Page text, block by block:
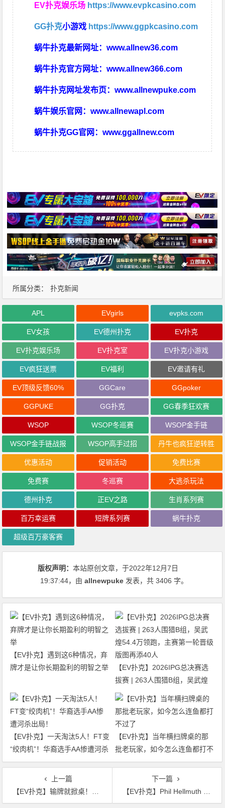
EV扑克娱乐场 https://www.evpkcasino.com
GG扑克小游戏 https://www.ggpkcasino.com
蜗牛扑克最新网址：www.allnew36.com
蜗牛扑克官方网址：www.allnew366.com
蜗牛扑克网址发布页：www.allnewpuke.com
蜗牛娱乐官网：www.allnewapl.com
蜗牛扑克GG官网：www.ggallnew.com
所属分类： 扑克新闻
APL EVgirls evpks.com
EV女孩 EV德州扑克 EV扑克
EV扑克娱乐场 EV扑克室 EV扑克小游戏
EV疯狂送票 EV福利 EV邀请有礼
EV顶级反馈60% GGCare GGpoker
GGPUKE GG扑克 GG春季狂欢赛
WSOP WSOP冬巡赛 WSOP金手链
WSOP金手链战报 WSOP高手过招 丹牛也疯狂逆转胜
优惠活动 促销活动 免费比赛
免费赛 冬巡赛 大逃杀玩法
德州扑克 正EV之路 生肖系列赛
百万幸运赛 短牌系列赛 蜗牛扑克
超级百万豪客赛
版权声明：本站原创文章，于2022年12月7日
19:37:44，由allnewpuke 发表，共 3406 字。
【EV扑克】遇到这6种情况，弃
牌才是让你长期盈利的明智之举
【EV扑克】2026IPG总决赛选
拔赛 | 263人围猎B组，吴武煌
54.4万领跑，主赛第一轮晋级版
【EV扑克】一天淘汰5人！FT变
“绞肉机”！华裔选手AA惨遭河杀
出局！
【EV扑克】当年横扫牌桌的那
批老玩家，如今怎么连鱼都打不
过了
上一篇
【EV扑克】输牌就掀桌！摔跤之神JBL回归WWE，将在节目中举办扑克比赛
下一篇
【EV扑克】Phil Hellmuth VS Jason Koon单挑赛开打！